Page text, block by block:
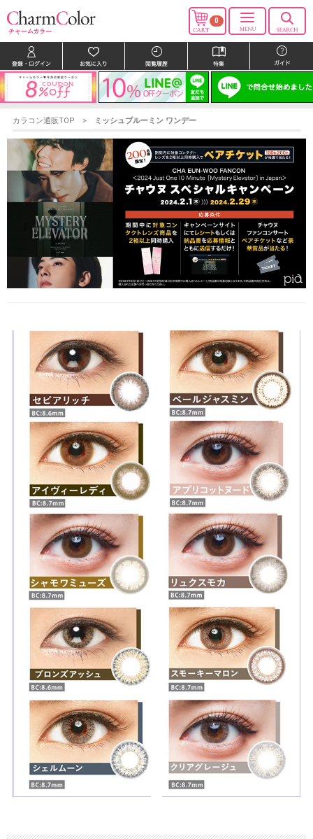
0
カラコン通販TOP ミッシュブルーミン ワンデー